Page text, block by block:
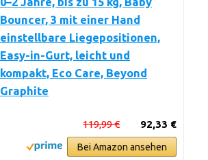
Bouncer, 3 mit einer Hand
einstellbare Liegepositionen,
Easy-in-Gurt, leicht und
kompakt, Eco Care, Beyond
Graphite
92,33 €
119,99 €
Bei Amazon ansehen